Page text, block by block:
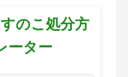
のこ処分方
ーター